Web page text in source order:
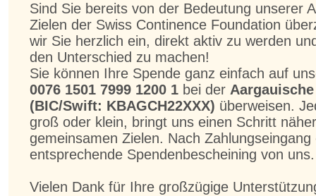
Sind Sie bereits von der Bedeutung unserer
Zielen der Swiss Continence Foundation
wir Sie herzlich ein, direkt aktiv zu werden
den Unterschied zu machen!
Sie können Ihre Spende ganz einfach auf
0076 1501 7999 1200 1 bei der
(BIC/Swift: KBAGCH22XXX) überweisen.
groß oder klein, bringt uns einen Schritt
gemeinsamen Zielen. Nach
entsprechende Spendenbescheining von uns.
Vielen Dank für Ihre großzügige